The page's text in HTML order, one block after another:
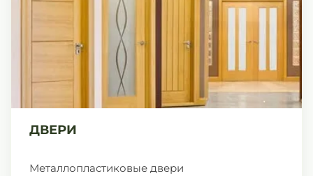
ДВЕРИ
Металлопластиковые двери